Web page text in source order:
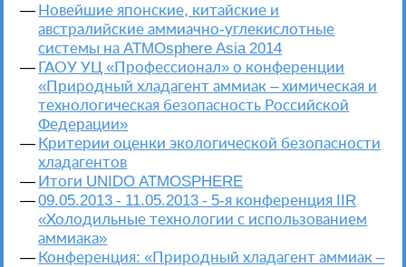
Новейшие японские, китайские и
австралийские аммиачно-углекислотные
системы на ATMOsphere Asia 2014
ГАОУ УЦ «Профессионал» о конференции
«Природный хладагент аммиак – химическая и
технологическая безопасность Российской
Федерации»
Критерии оценки экологической безопасности
хладагентов
Итоги UNIDO ATMOSPHERE
09.05.2013 - 11.05.2013 - 5-я конференция IIR
«Холодильные технологии с использованием
аммиака»
Конференция: «Природный хладагент аммиак –